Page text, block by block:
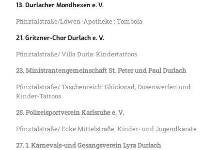
13. Durlacher Mondhexen e. V.
Pfinztalstraße/Löwen-Apotheke : Tombola
21. Gritzner-Chor Durlach e. V.
Pfinztalstraße/ Villa Durla: Kindertattoos
23. Ministrantengemeinschaft St. Peter und Paul Durlach
Pfinztalstraße/ Taschenreich: Glücksrad, Dosenwerfen und
Kinder-Tattoos
25. Polizeisportverein Karlsruhe e. V.
Pfinztalstraße/ Ecke Mittelstraße: Kinder- und Jugendkarate
27. 1. Karnevals-und Gesangsverein Lyra Durlach